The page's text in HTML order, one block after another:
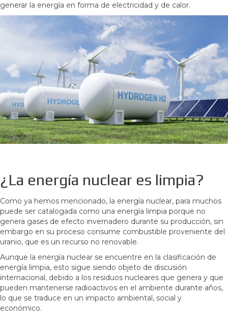
generar la energía en forma de electricidad y de calor.
¿La energía nuclear es limpia?
Como ya hemos mencionado, la energía nuclear, para muchos
puede ser catalogada como una energía limpia porque no
genera gases de efecto invernadero durante su producción, sin
embargo en su proceso consume combustible proveniente del
uranio, que es un recurso no renovable.
Aunque la energía nuclear se encuentre en la clasificación de
energía limpia, esto sigue siendo objeto de discusión
internacional, debido a los residuos nucleares que genera y que
pueden mantenerse radioactivos en el ambiente durante años,
lo que se traduce en un impacto ambiental, social y
económico.